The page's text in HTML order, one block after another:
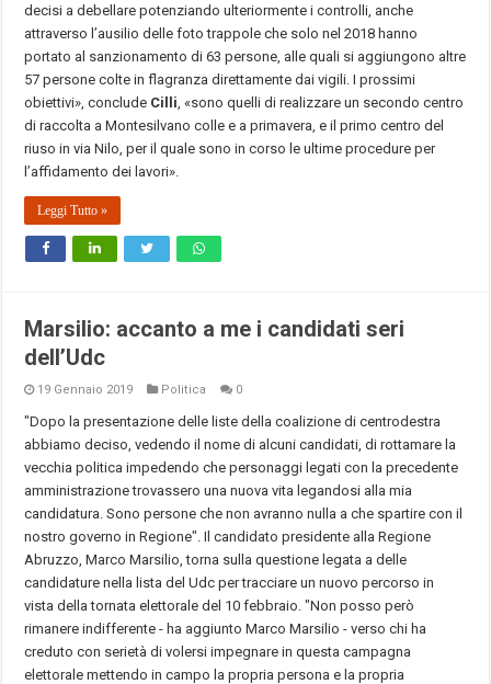
decisi a debellare potenziando ulteriormente i controlli, anche
attraverso l’ausilio delle foto trappole che solo nel 2018 hanno
portato al sanzionamento di 63 persone, alle quali si aggiungono altre
57 persone colte in flagranza direttamente dai vigili. I prossimi
obiettivi», conclude Cilli , «sono quelli di realizzare un secondo centro
di raccolta a Montesilvano colle e a primavera, e il primo centro del
riuso in via Nilo, per il quale sono in corso le ultime procedure per
l’affidamento dei lavori».
Leggi Tutto »
Marsilio: accanto a me i candidati seri
dell’Udc
19 Gennaio 2019 Politica 0
"Dopo la presentazione delle liste della coalizione di centrodestra
abbiamo deciso, vedendo il nome di alcuni candidati, di rottamare la
vecchia politica impedendo che personaggi legati con la precedente
amministrazione trovassero una nuova vita legandosi alla mia
candidatura. Sono persone che non avranno nulla a che spartire con il
nostro governo in Regione". Il candidato presidente alla Regione
Abruzzo, Marco Marsilio, torna sulla questione legata a delle
candidature nella lista del Udc per tracciare un nuovo percorso in
vista della tornata elettorale del 10 febbraio. "Non posso però
rimanere indifferente - ha aggiunto Marco Marsilio - verso chi ha
creduto con serietà di volersi impegnare in questa campagna
elettorale mettendo in campo la propria persona e la propria